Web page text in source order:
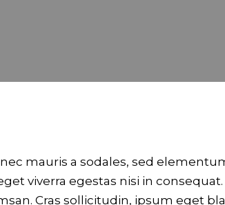
mauris a sodales, sed
viverra egestas nisi in consequat.
Cras sollicitudin, ipsum eget